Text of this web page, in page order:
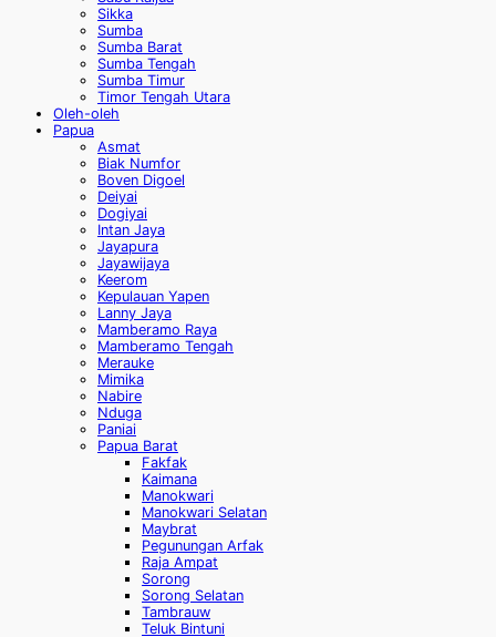
Sikka
Sumba
Sumba Barat
Sumba Tengah
Sumba Timur
Timor Tengah Utara
Oleh-oleh
Papua
Asmat
Biak Numfor
Boven Digoel
Deiyai
Dogiyai
Intan Jaya
Jayapura
Jayawijaya
Keerom
Kepulauan Yapen
Lanny Jaya
Mamberamo Raya
Mamberamo Tengah
Merauke
Mimika
Nabire
Nduga
Paniai
Papua Barat
Fakfak
Kaimana
Manokwari
Manokwari Selatan
Maybrat
Pegunungan Arfak
Raja Ampat
Sorong
Sorong Selatan
Tambrauw
Teluk Bintuni